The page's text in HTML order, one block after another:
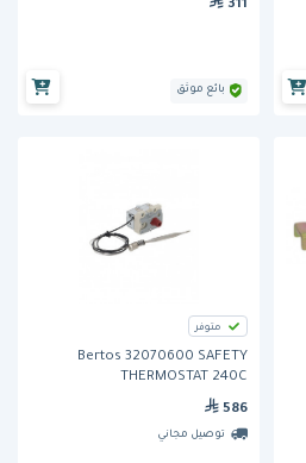
311
بائع موثق
متوفر
Bertos 32070600 SAFETY
THERMOSTAT 240C
586
توصيل مجاني